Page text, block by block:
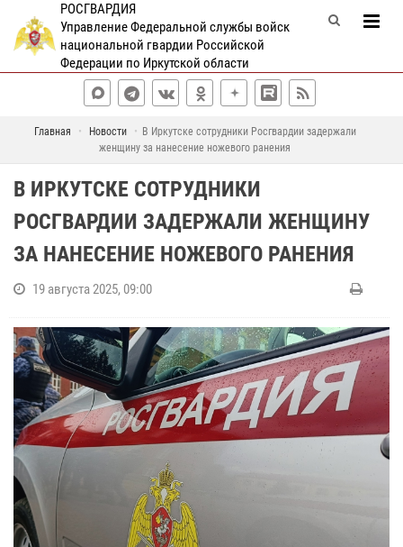
РОСГВАРДИЯ
Управление Федеральной службы войск
национальной гвардии Российской
Федерации по Иркутской области
Главная Новости
В Иркутске сотрудники Росгвардии задержали
женщину за нанесение ножевого ранения
В ИРКУТСКЕ СОТРУДНИКИ
РОСГВАРДИИ ЗАДЕРЖАЛИ ЖЕНЩИНУ
ЗА НАНЕСЕНИЕ НОЖЕВОГО РАНЕНИЯ
19 августа 2025, 09:00